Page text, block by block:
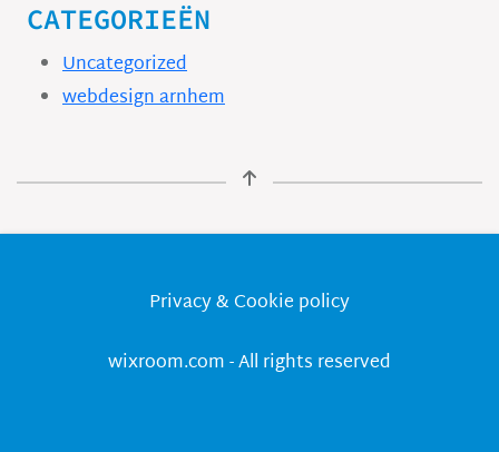
CATEGORIEËN
Uncategorized
webdesign arnhem
Privacy & Cookie policy
wixroom.com - All rights reserved